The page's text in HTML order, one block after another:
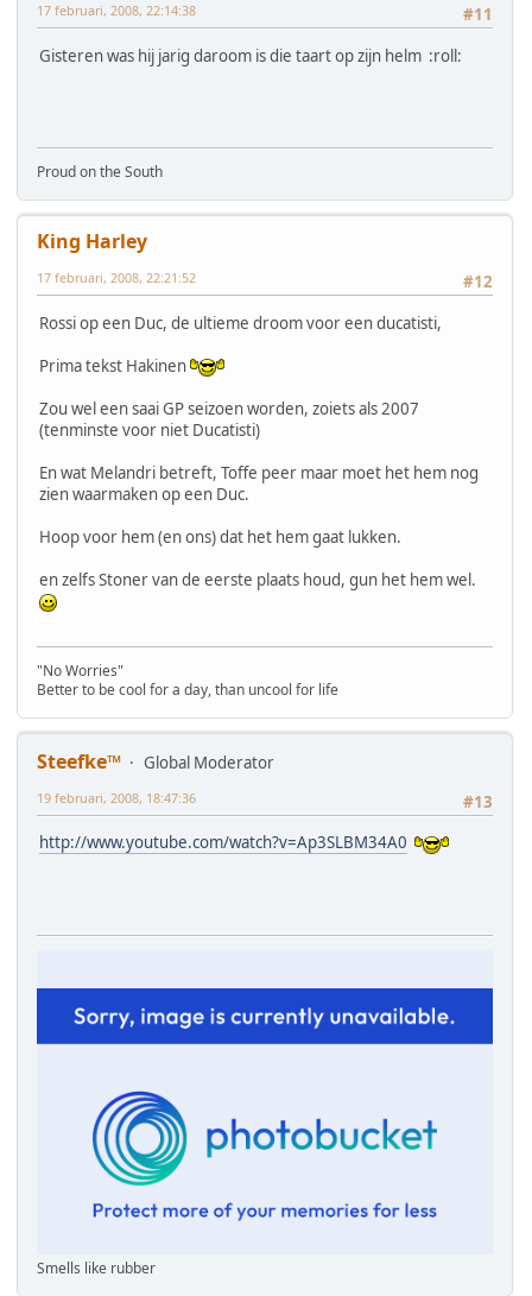
#11
17 februari, 2008, 22:14:38
Gisteren was hij jarig daroom is die taart op zijn helm :roll:
Proud on the South
King Harley
#12
17 februari, 2008, 22:21:52
Rossi op een Duc, de ultieme droom voor een ducatisti,
Prima tekst Hakinen
Zou wel een saai GP seizoen worden, zoiets als 2007
(tenminste voor niet Ducatisti)
En wat Melandri betreft, Toffe peer maar moet het hem nog
zien waarmaken op een Duc.
Hoop voor hem (en ons) dat het hem gaat lukken.
en zelfs Stoner van de eerste plaats houd, gun het hem wel.
"No Worries"
Better to be cool for a day, than uncool for life
Steefke™
Global Moderator
#13
19 februari, 2008, 18:47:36
http://www.youtube.com/watch?v=Ap3SLBM34A0
Smells like rubber